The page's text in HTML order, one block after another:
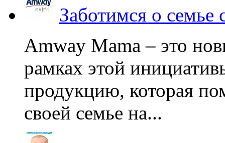
Заботимся о
Amway Mama – это
рамках этой
продукцию, которая
своей семье на...